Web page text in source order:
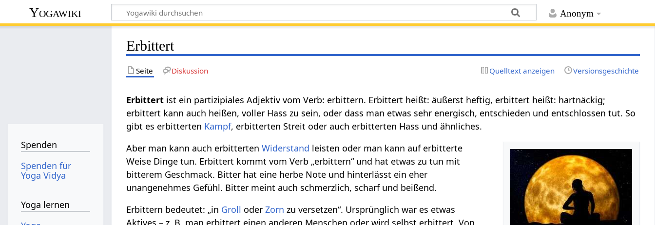
Anonym
Yogawiki
Erbittert
Seite Diskussion Quelltext anzeigen Versionsgeschichte
Erbittert ist ein partizipiales Adjektiv vom Verb: erbittern. Erbittert heißt: äußerst heftig, erbittert heißt: hartnäckig;
erbittert kann auch heißen, voller Hass zu sein, oder dass man etwas sehr energisch, entschieden und entschlossen tut. So
gibt es erbitterten Kampf, erbitterten Streit oder auch erbitterten Hass und ähnliches.
Aber man kann auch erbittertenWiderstand leisten oder man kann auf erbitterte
Weise Dinge tun. Erbittert kommt vom Verb „erbittern“ und hat etwas zu tun mit
bitterem Geschmack. Bitter hat eine herbe Note und hinterlässt ein eher
unangenehmes Gefühl. Bitter meint auch schmerzlich, scharf und beißend.
Erbittern bedeutet: „in Groll oderZorn zu versetzen“. Ursprünglich war es etwas
Aktives – z. B. man erbittert einen anderen Menschen oder wird selbst erbittert. Von
Spenden
Spenden für
Yoga Vidya
Yoga lernen